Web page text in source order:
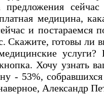
сейчас
медицина,
и постараемся
Скажите, готовы ли
услуги?
Хочу узнать
- 53%,
Александр